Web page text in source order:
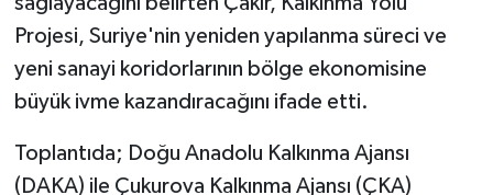
Projesi, Suriye'nin yeniden yapılanma süreci ve
yeni sanayi koridorlarının bölge ekonomisine
büyük ivme kazandıracağını ifade etti.
Toplantıda; Doğu Anadolu Kalkınma Ajansı
(DAKA) ile Çukurova Kalkınma Ajansı (ÇKA)